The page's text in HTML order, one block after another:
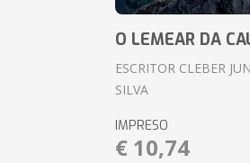
O LEMEAR DA
ESCRITOR CLEBER
SILVA
IMPRESO
€ 10,74